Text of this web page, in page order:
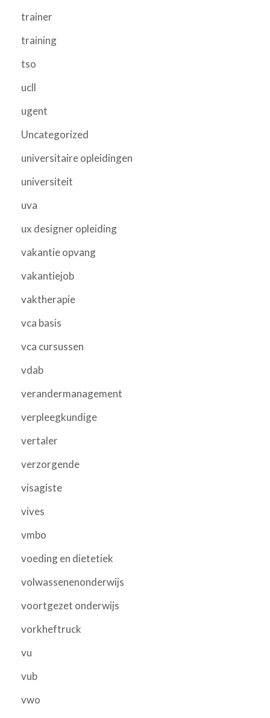
trainer
training
tso
ucll
ugent
Uncategorized
universitaire opleidingen
universiteit
uva
ux designer opleiding
vakantie opvang
vakantiejob
vaktherapie
vca basis
vca cursussen
vdab
verandermanagement
verpleegkundige
vertaler
verzorgende
visagiste
vives
vmbo
voeding en dietetiek
volwassenenonderwijs
voortgezet onderwijs
vorkheftruck
vu
vub
vwo